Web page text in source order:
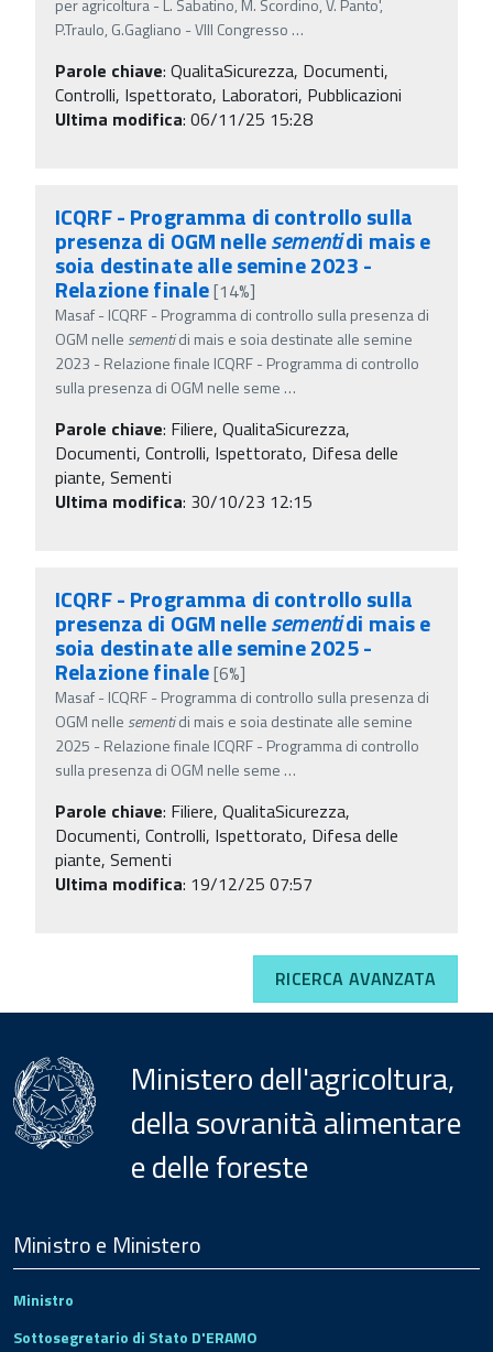
per agricoltura - L. Sabatino, M. Scordino, V. Panto',
P.Traulo, G.Gagliano - VIII Congresso …
Parole chiave: QualitaSicurezza, Documenti,
Controlli, Ispettorato, Laboratori, Pubblicazioni
Ultima modifica: 06/11/25 15:28
ICQRF - Programma di controllo sulla
presenza di OGM nellesementidi mais e
soia destinate alle semine 2023 -
Relazione finale[14%]
Masaf - ICQRF - Programma di controllo sulla presenza di
OGM nelle sementidi mais e soia destinate alle semine
2023 - Relazione finale ICQRF - Programma di controllo
sulla presenza di OGM nelle seme …
Parole chiave: Filiere, QualitaSicurezza,
Documenti, Controlli, Ispettorato, Difesa delle
piante, Sementi
Ultima modifica: 30/10/23 12:15
ICQRF - Programma di controllo sulla
presenza di OGM nellesementidi mais e
soia destinate alle semine 2025 -
Relazione finale[6%]
Masaf - ICQRF - Programma di controllo sulla presenza di
OGM nelle sementidi mais e soia destinate alle semine
2025 - Relazione finale ICQRF - Programma di controllo
sulla presenza di OGM nelle seme …
Parole chiave: Filiere, QualitaSicurezza,
Documenti, Controlli, Ispettorato, Difesa delle
piante, Sementi
Ultima modifica: 19/12/25 07:57
RICERCA AVANZATA
Ministero dell'agricoltura,
della sovranità alimentare
e delle foreste
Footer
Ministro e Ministero
Ministro
Sottosegretario di Stato D'ERAMO